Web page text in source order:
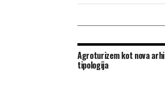
Agroturizem kot nova
tipologija